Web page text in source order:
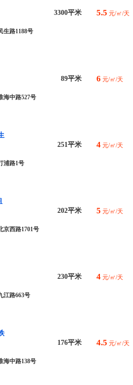
生路1188号
3300平米 5.5 元/㎡/天
海中路527号
89平米 6 元/㎡/天
浦路1号
251平米 4 元/㎡/天
京西路1701号
202平米 5 元/㎡/天
江路663号
230平米 4 元/㎡/天
海中路138号
176平米 4.5 元/㎡/天